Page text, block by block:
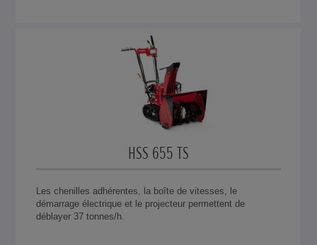
HSS 655 TS
Les chenilles adhérentes, la boîte de vitesses, le
démarrage électrique et le projecteur permettent de
déblayer 37 tonnes/h.